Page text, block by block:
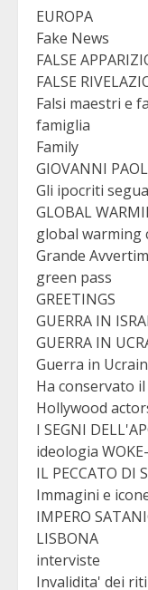
EUROPA
Fake News
FALSE
FALSE
Falsi maestri e
famiglia
Family
GIOVANNI
Gli ipocriti
GLOBAL
global warming
Grande
green pass
GREETINGS
GUERRA IN
GUERRA IN
Guerra in
Ha conservato
Hollywood
I SEGNI
ideologia
IL PECCATO DI
Immagini e
IMPERO
LISBONA
interviste
Invalidita' dei